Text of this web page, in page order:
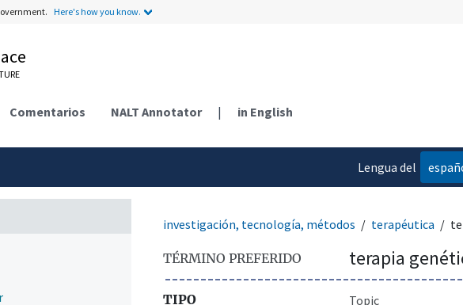
Here's how you know.
Comentarios NALT Annotator | in English
Lengua del
investigación, tecnología, métodos terapéutica
TÉRMINO PREFERIDO terapia
TIPO
Topic